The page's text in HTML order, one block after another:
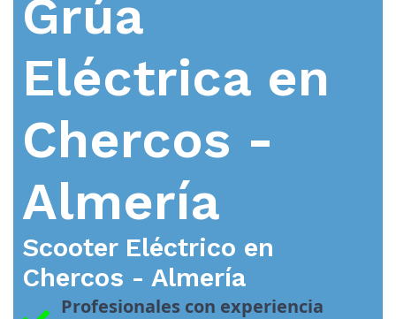
Grúa
Eléctrica en
Chercos -
Almería
Scooter Eléctrico en
Chercos - Almería
Profesionales con experiencia